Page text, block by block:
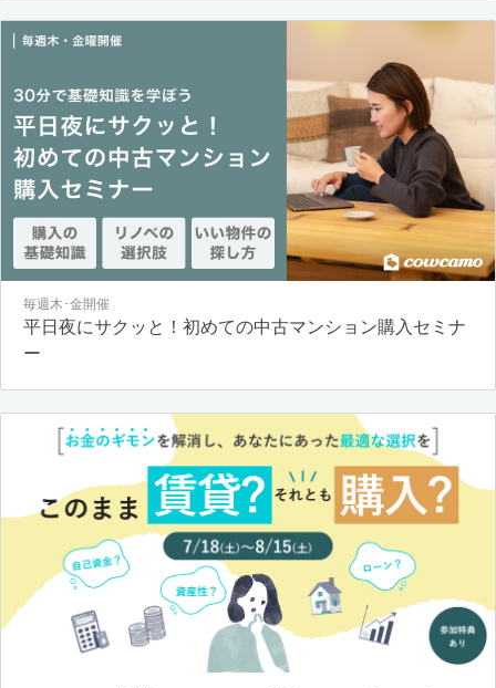
毎週木･金開催
平日夜にサクッと！初めての中古マンション購入セミナ
ー